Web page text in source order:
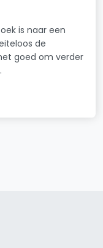
is naar een
de
goed om verder